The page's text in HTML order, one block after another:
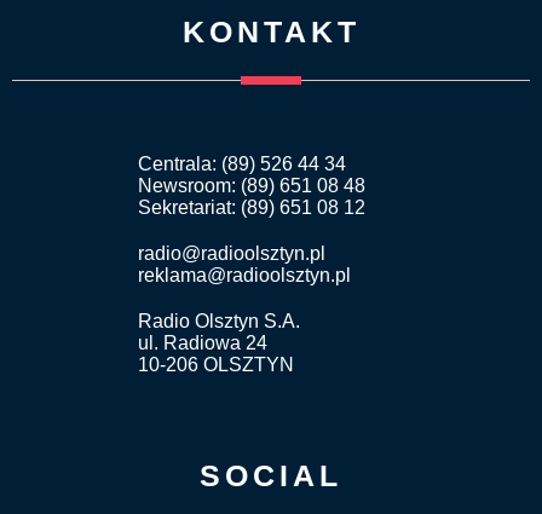
KONTAKT
Centrala: (89) 526 44 34
Newsroom: (89) 651 08 48
Sekretariat: (89) 651 08 12
radio@radioolsztyn.pl
reklama@radioolsztyn.pl
Radio Olsztyn S.A.
ul. Radiowa 24
10-206 OLSZTYN
SOCIAL